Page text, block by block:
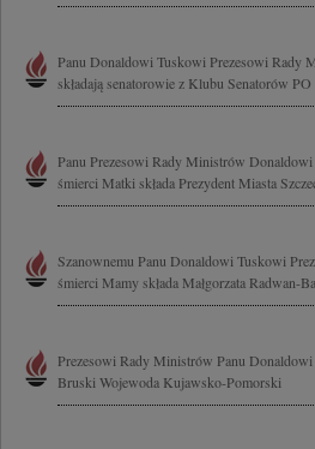
Panu Donaldowi Tuskowi Prezesowi Rady
składają senatorowie z Klubu Senatorów PO
Panu Prezesowi Rady Ministrów
śmierci Matki składa Prezydent Miasta
Szanownemu Panu Donaldowi Tuskowi
śmierci Mamy składa Małgorzata Radwan-
Prezesowi Rady Ministrów Panu
Bruski Wojewoda Kujawsko-Pomorski